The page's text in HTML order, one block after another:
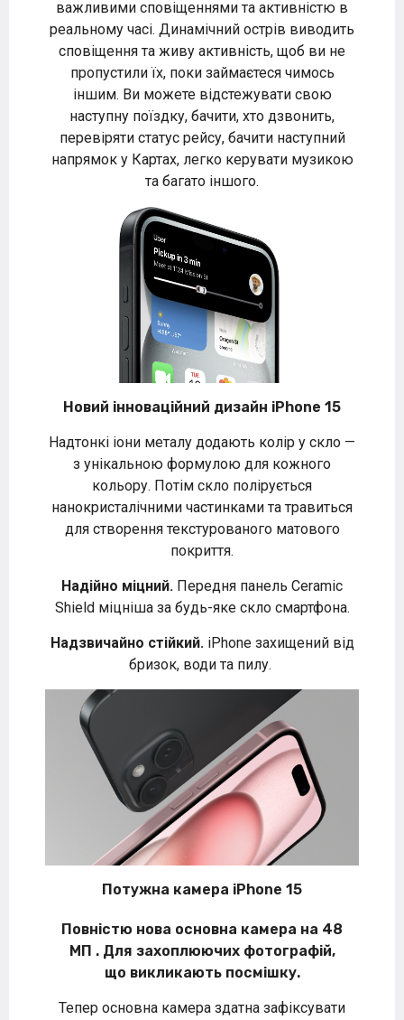
важливими сповіщеннями та активністю в
реальному часі. Динамічний острів виводить
сповіщення та живу активність, щоб ви не
пропустили їх, поки займаєтеся чимось
іншим. Ви можете відстежувати свою
наступну поїздку, бачити, хто дзвонить,
перевіряти статус рейсу, бачити наступний
напрямок у Картах, легко керувати музикою
та багато іншого.
Новий інноваційний дизайн iPhone 15
Надтонкі іони металу додають колір у скло —
з унікальною формулою для кожного
кольору. Потім скло полірується
нанокристалічними частинками та травиться
для створення текстурованого матового
покриття.
Надійно міцний. Передня панель Ceramic
Shield міцніша за будь-яке скло смартфона.
Надзвичайно стійкий. iPhone захищений від
бризок, води та пилу.
Потужна камера iPhone 15
Повністю нова основна камера на 48
МП . Для захоплюючих фотографій,
що викликають посмішку.
Тепер основна камера здатна зафіксувати